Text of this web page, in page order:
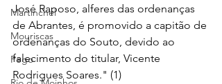
Martinchel
Mouriscas
Pego
José Raposo, alferes das ordenanças
de Abrantes, é promovido a capitão de
ordenanças do Souto, devido ao
falecimento do titular, Vicente
Rodrigues Soares." (1)